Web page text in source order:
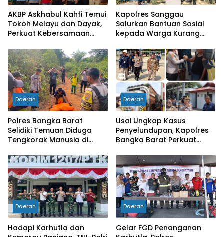
AKBP Askhabul Kahfi Temui
Tokoh Melayu dan Dayak,
Perkuat Kebersamaan
Kapolres Sanggau
Salurkan Bantuan Sosial
kepada Warga Kurang
Wujud Nyata Kepedulian
Polri Hadir untuk
Masyarakat
Daerah
Polres Bangka Barat
Selidiki Temuan Diduga
Tengkorak Manusia di
Berspekulasi
Daerah
Usai Ungkap Kasus
Penyelundupan, Kapolres
Bangka Barat Perkuat
Pelabuhan Tanjung Kalian
Daerah
Hadapi Karhutla dan
Daerah
Gelar FGD Penanganan